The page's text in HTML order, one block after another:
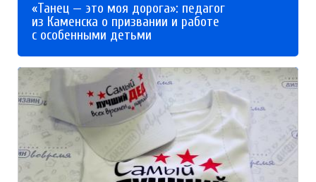
«Танец — это моя дорога»: педагог
из Каменска о призвании и работе
с особенными детьми